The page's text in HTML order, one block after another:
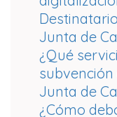
Junta de
¿Qué
Junta de
¿Cómo